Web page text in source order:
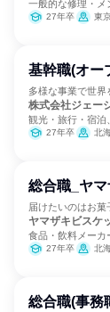
一般的な修理・メ
27年卒 東
基幹職(オー
多様な事業で世
株式会社ジェー
観光・旅行・宿泊
27年卒 北海道、
総合職_ヤ
届けたいのはお菓
ヤマザキビスケ
食品・飲料メーカ
27年卒 北海道、宮城県
総合職(事務